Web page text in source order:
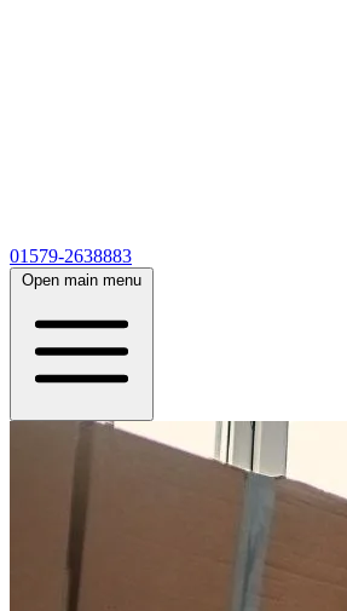
01579-2638883
Open main menu